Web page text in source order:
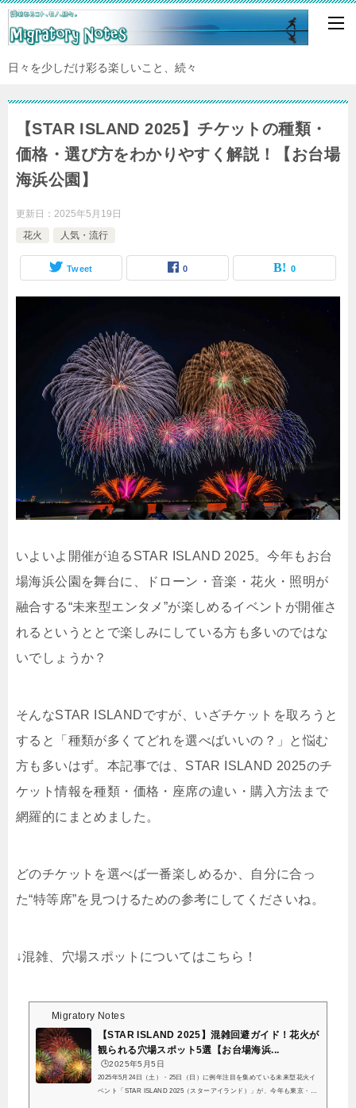
日々を少しだけ彩る楽しいこと、続々
【STAR ISLAND 2025】チケットの種類・
価格・選び方をわかりやすく解説！【お台場
海浜公園】
更新日： 2025年5月19日
花火
人気・流行
Tweet 0 0
いよいよ開催が迫るSTAR ISLAND 2025。今年もお台
場海浜公園を舞台に、ドローン・音楽・花火・照明が
融合する“未来型エンタメ”が楽しめるイベントが開催さ
れるというととで楽しみにしている方も多いのではな
いでしょうか？
そんなSTAR ISLANDですが、いざチケットを取ろうと
すると「種類が多くてどれを選べばいいの？」と悩む
方も多いはず。本記事では、STAR ISLAND 2025のチ
ケット情報を種類・価格・座席の違い・購入方法まで
網羅的にまとめました。
どのチケットを選べば一番楽しめるか、自分に合っ
た“特等席”を見つけるための参考にしてくださいね。
↓混雑、穴場スポットについてはこちら！
Migratory Notes
【STAR ISLAND 2025】混雑回避ガイド！花火が
観られる穴場スポット5選【お台場海浜...
🕒️2025年5月5日
2025年5月24日（土）・25日（日）に例年注目を集めている未来型花火イ
ベント「STAR ISLAND 2025（スターアイランド）」が、今年も東京・お